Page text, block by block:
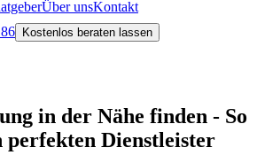
Über unsKontakt
Kostenlos beraten lassen
in der Nähe finden - So
perfekten Dienstleister